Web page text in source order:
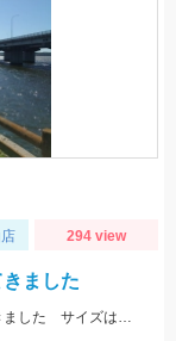
294 view
ました
当店から近い緑が浜と佐奈川河口の状況を確認してきました サイズはまだ小さめ 針サイズは6号がよさそうです